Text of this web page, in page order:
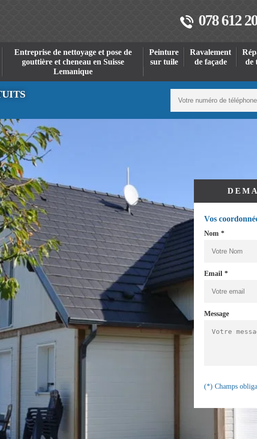
078 612
Entreprise de nettoyage et pose de
gouttière et cheneau en Suisse
Lemanique
Peinture
sur tuile
Ravalement
de façade
de
Vos
Nom *
Email *
Message
(*) Champs